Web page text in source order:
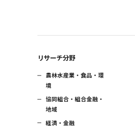
リサーチ分野
農林水産業・食品・環
境
協同組合・組合金融・
地域
経済・金融